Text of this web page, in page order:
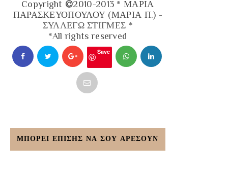
Copyright ©2010-2013 * ΜΑΡΙΑ
ΠΑΡΑΣΚΕΥΟΠΟΥΛΟΥ (ΜΑΡΙΑ Π.) -
ΣΥΛΛΕΓΩ ΣΤΙΓΜΕΣ *
*All rights reserved
Save
ΜΠΟΡΕΙ ΕΠΙΣΗΣ ΝΑ ΣΟΥ ΑΡΕΣΟΥΝ